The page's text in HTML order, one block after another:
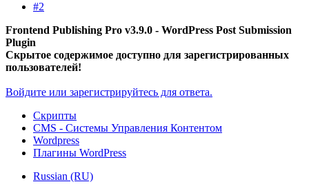
#2
Frontend Publishing Pro v3.9.0 - WordPress Post Submission
Plugin
Скрытое содержимое доступно для зарегистрированных
пользователей!
Войдите или зарегистрируйтесь для ответа.
Скрипты
CMS - Системы Управления Контентом
Wordpress
Плагины WordPress
Russian (RU)